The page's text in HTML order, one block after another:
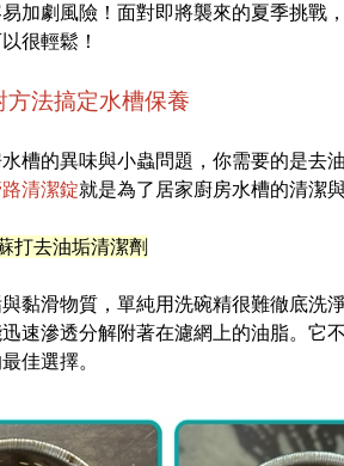
加劇風險！面對即將襲來的夏季挑戰
很輕鬆！
法搞定水槽保養
槽的異味與小蟲問題，你需要的是去
清潔錠就是為了居家廚房水槽的清潔
打去油垢清潔劑
黏滑物質，單純用洗碗精很難徹底洗
速滲透分解附著在濾網上的油脂。它
佳選擇。